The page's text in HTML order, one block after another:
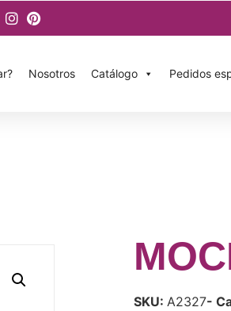
Nosotros Catálogo Pedidos
SKU: A2327-